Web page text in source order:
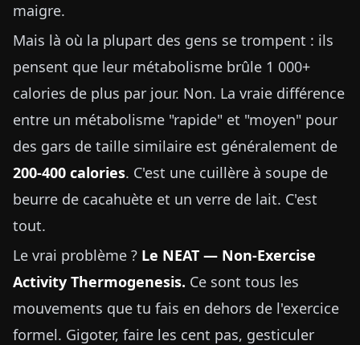
maigre.
Mais là où la plupart des gens se trompent : ils
pensent que leur métabolisme brûle 1 000+
calories de plus par jour. Non. La vraie différence
entre un métabolisme "rapide" et "moyen" pour
des gars de taille similaire est généralement de
200-400 calories. C'est une cuillère à soupe de
beurre de cacahuète et un verre de lait. C'est
tout.
Le vrai problème ? Le NEAT — Non-Exercise
Activity Thermogenesis. Ce sont tous les
mouvements que tu fais en dehors de l'exercice
formel. Gigoter, faire les cent pas, gesticuler